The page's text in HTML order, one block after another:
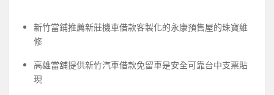
新竹當鋪推薦新莊機車借款客製化的永康預售屋的珠寶維
修
高雄當舖提供新竹汽車借款免留車是安全可靠台中支票貼
現